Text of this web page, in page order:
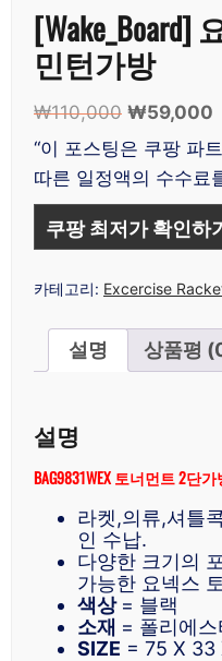
[Wake_Board]
민턴가방
₩110,000 원
래
가
격:
₩110,000.
₩59,000
가
“이 포스팅은 쿠팡 파
따른 일정액의 수수료
쿠팡 최저가 확인하
카테고리: Excercise
설명 상품평
설명
BAG9831WEX 토너먼트 2단
라켓,의류,셔틀
인 수납.
다양한 크기의
가능한 요넥스
색상 = 블랙
소재 = 폴리에스
SIZE = 75 X 33